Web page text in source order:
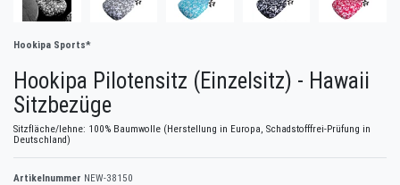
Hookipa Sports*
Hookipa Pilotensitz (Einzelsitz) - Hawaii
Sitzbezüge
Sitzfläche/lehne: 100% Baumwolle (Herstellung in Europa, Schadstofffrei-Prüfung in
Deutschland)
Artikelnummer NEW-38150